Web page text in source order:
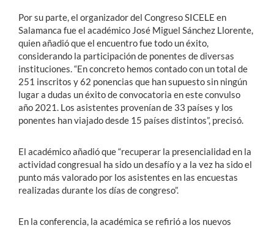
Por su parte, el organizador del Congreso SICELE en
Salamanca fue el académico José Miguel Sánchez Llorente,
quien añadió que el encuentro fue todo un éxito,
considerando la participación de ponentes de diversas
instituciones. “En concreto hemos contado con un total de
251 inscritos y 62 ponencias que han supuesto sin ningún
lugar a dudas un éxito de convocatoria en este convulso
año 2021. Los asistentes provenían de 33 países y los
ponentes han viajado desde 15 países distintos”, precisó.
El académico añadió que “recuperar la presencialidad en la
actividad congresual ha sido un desafío y a la vez ha sido el
punto más valorado por los asistentes en las encuestas
realizadas durante los días de congreso”.
En la conferencia, la académica se refirió a los nuevos